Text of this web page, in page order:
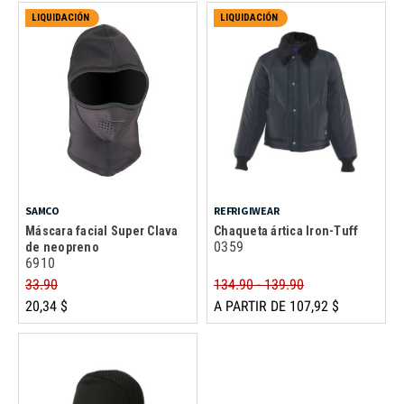
LIQUIDACIÓN
SAMCO
Máscara facial Super Clava
de neopreno
6910
33.90
20,34 $
LIQUIDACIÓN
REFRIGIWEAR
Chaqueta ártica Iron-Tuff
0359
134.90 - 139.90
A PARTIR DE 107,92 $